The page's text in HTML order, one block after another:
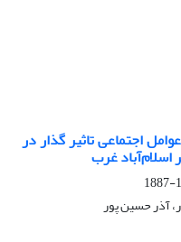
اجتماعی تاثیر گذار در
غرب
آذر حسین پور